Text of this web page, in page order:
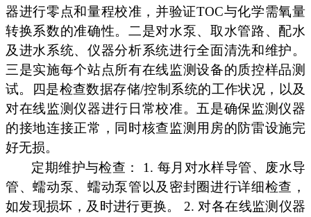
器进行零点和量程校准，并验证TOC与化学需氧量
转换系数的准确性。二是对水泵、取水管路、配水
及进水系统、仪器分析系统进行全面清洗和维护。
三是实施每个站点所有在线监测设备的质控样品测
试。四是检查数据存储/控制系统的工作状况，以及
对在线监测仪器进行日常校准。五是确保监测仪器
的接地连接正常，同时核查监测用房的防雷设施完
好无损。
定期维护与检查： 1. 每月对水样导管、废水导
管、蠕动泵、蠕动泵管以及密封圈进行详细检查，
如发现损坏，及时进行更换。 2. 对各在线监测仪器